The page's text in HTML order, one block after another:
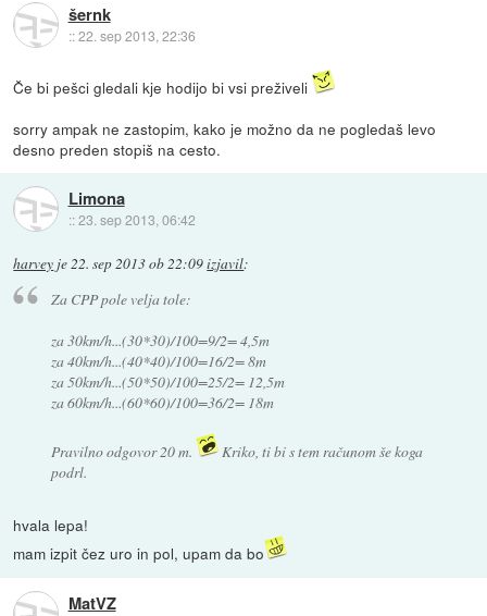
šernk
::22. sep 2013, 22:36
Če bi pešci gledali kje hodijo bi vsi preživeli
sorry ampak ne zastopim, kako je možno da ne pogledaš levo
desno preden stopiš na cesto.
Limona
::23. sep 2013, 06:42
harvey je22. sep 2013 ob 22:09izjavil:
Za CPP pole velja tole:
za 30km/h...(30*30)/100=9/2= 4,5m
za 40km/h...(40*40)/100=16/2= 8m
za 50km/h...(50*50)/100=25/2= 12,5m
za 60km/h...(60*60)/100=36/2= 18m
Pravilno odgovor 20 m.
Kriko, ti bi s tem računom še koga
podrl.
hvala lepa!
mam izpit čez uro in pol, upam da bo
MatVZ